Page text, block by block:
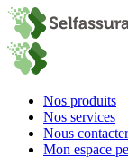
Nos produits
Nos services
Nous contacter
Mon espace